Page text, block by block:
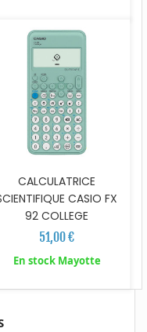
CALCULATRICE
CASIO FX
92 COLLEGE
51,00 €
En stock Mayotte